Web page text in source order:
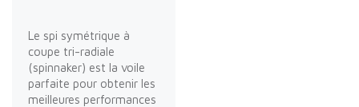
Le spi symétrique à
coupe tri-radiale
(spinnaker) est la voile
parfaite pour obtenir les
meilleures performances